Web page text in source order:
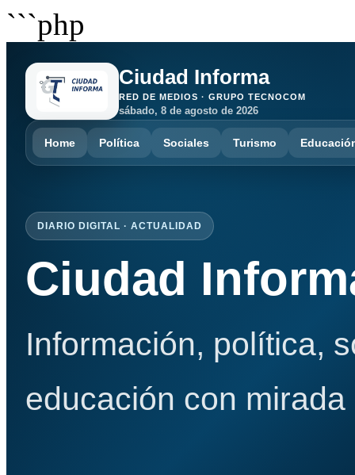
```php
Ciudad Informa
RED DE MEDIOS · GRUPO TECNOCOM
sábado, 8 de agosto de 2026
Home Política Sociales Turismo
DIARIO DIGITAL · ACTUALIDAD
Ciudad
Información, política,
educación con